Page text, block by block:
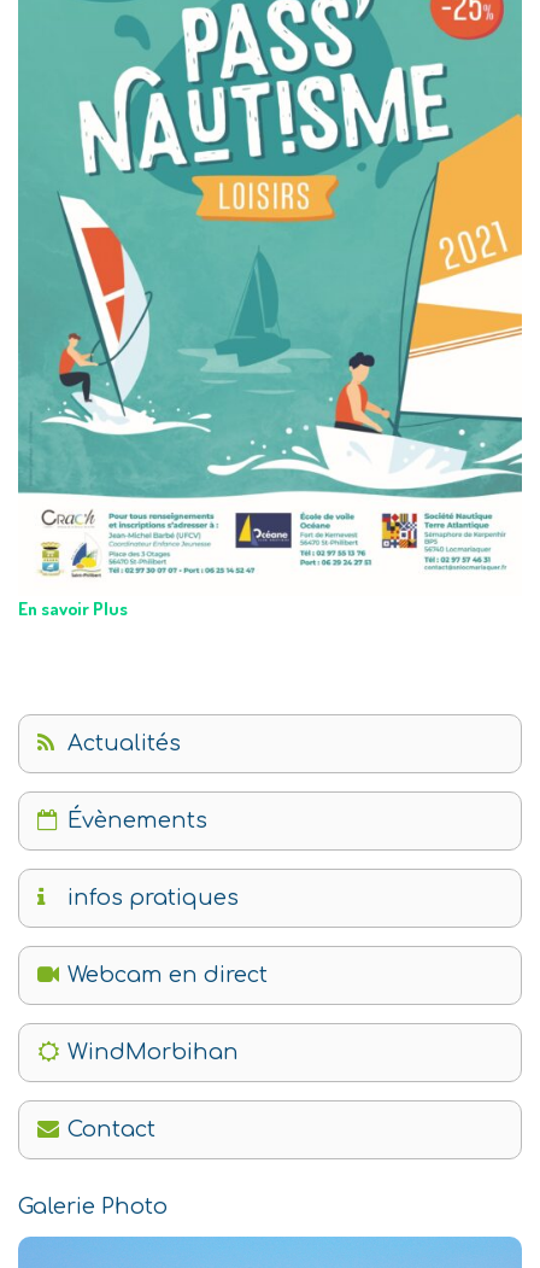
En savoir Plus
Actualités
Évènements
infos pratiques
Webcam en direct
WindMorbihan
Contact
Galerie Photo